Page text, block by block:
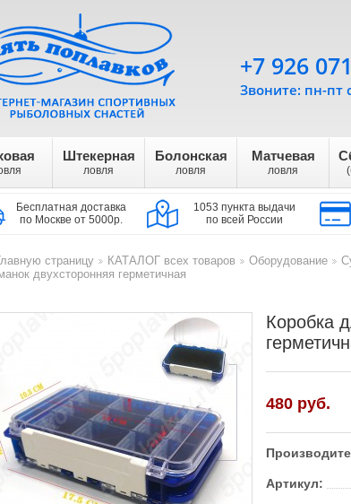
Штекерная
ловля
Болонская
ловля
Матчевая
ловля
Бесплатная доставка
по Москве от 5000р.
1053 пункта выдачи
по всей России
+7 926
Звоните: пн-пт
страницу
>
КАТАЛОГ всех товаров
Оборудование
двухсторонняя герметичная
Коробка
480 руб.
Артикул: